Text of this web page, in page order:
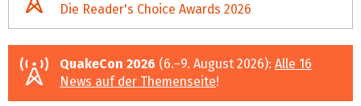
Die Reader's Choice Awards 2026
QuakeCon 2026 (6.–9. August 2026): Alle 16
News auf der Themenseite!